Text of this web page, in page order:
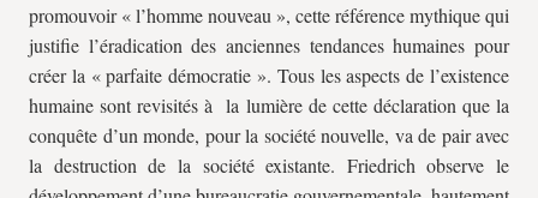
promouvoir « l’homme nouveau », cette référence mythique qui
justifie l’éradication des anciennes tendances humaines pour
créer la « parfaite démocratie ». Tous les aspects de l’existence
humaine sont revisités à la lumière de cette déclaration que la
conquête d’un monde, pour la société nouvelle, va de pair avec
la destruction de la société existante. Friedrich observe le